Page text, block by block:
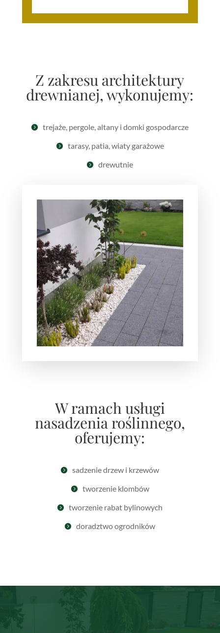
Z zakresu architektury
drewnianej, wykonujemy:
 trejaże, pergole, altany i domki gospodarcze
 tarasy, patia, wiaty garażowe
 drewutnie
W ramach usługi
nasadzenia roślinnego,
oferujemy:
 sadzenie drzew i krzewów
 tworzenie klombów
 tworzenie rabat bylinowych
 doradztwo ogrodników